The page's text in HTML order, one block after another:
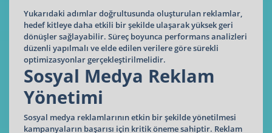
Yukarıdaki adımlar doğrultusunda oluşturulan reklamlar,
hedef kitleye daha etkili bir şekilde ulaşarak yüksek geri
dönüşler sağlayabilir. Süreç boyunca performans analizleri
düzenli yapılmalı ve elde edilen verilere göre sürekli
optimizasyonlar gerçekleştirilmelidir.
Sosyal Medya Reklam
Yönetimi
Sosyal medya reklamlarının etkin bir şekilde yönetilmesi
kampanyaların başarısı için kritik öneme sahiptir. Reklam